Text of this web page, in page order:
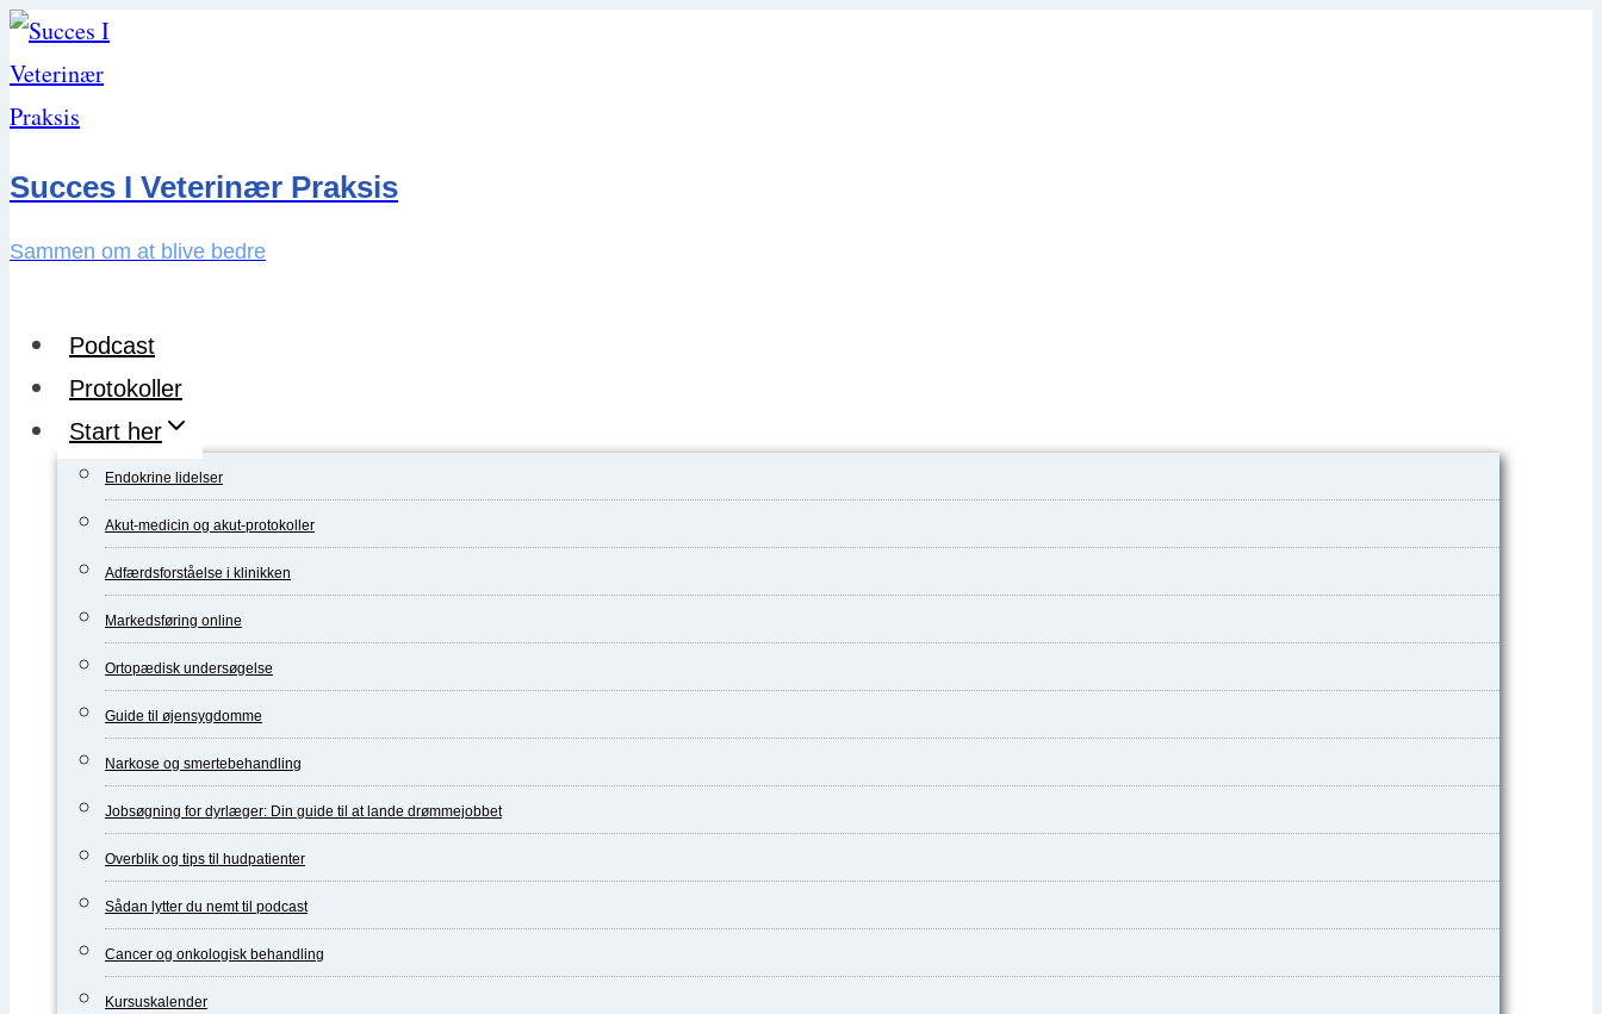
Skip
to
content
Succes I Veterinær Praksis
Sammen om at blive bedre
Podcast
Protokoller
Start her
Endokrine lidelser
Akut-medicin og akut-protokoller
Adfærdsforståelse i klinikken
Markedsføring online
Ortopædisk undersøgelse
Guide til øjensygdomme
Narkose og smertebehandling
Jobsøgning for dyrlæger: Din guide til at lande drømmejobbet
Overblik og tips til hudpatienter
Sådan lytter du nemt til podcast
Cancer og onkologisk behandling
Kursuskalender